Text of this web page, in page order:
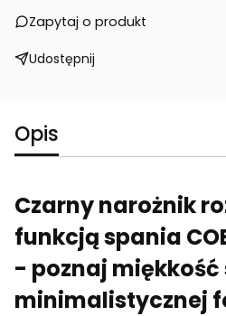
Zapytaj o produkt
Udostępnij
Opis
Czarny narożnik
funkcją spania
- poznaj miękkość
minimalistycznej